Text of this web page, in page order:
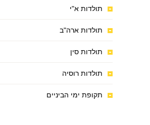
תולדות א"י
תולדות ארה"ב
תולדות סין
תולדות רוסיה
תקופת ימי הביניים